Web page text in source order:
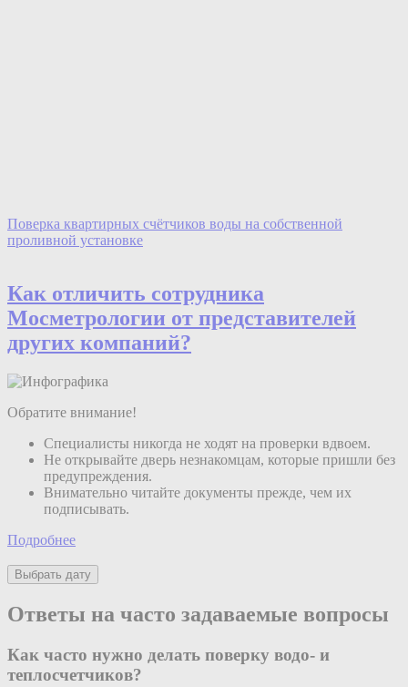
Поверка квартирных счётчиков воды на собственной
проливной установке
Как отличить сотрудника
Мосмeтрологии от представителей
других компаний?
Обратите внимание!
Специалисты никогда не ходят на проверки вдвоем.
Не открывайте дверь незнакомцам, которые пришли без
предупреждения.
Внимательно читайте документы прежде, чем их
подписывать.
Подробнее
Выбрать дату
Ответы на часто задаваемые вопросы
Как часто нужно делать поверку водо- и
теплосчетчиков?